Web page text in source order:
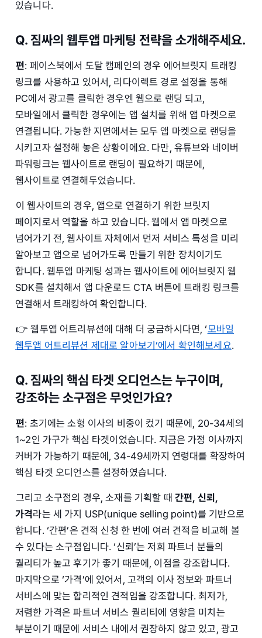
있습니다.
Q. 짐싸의 웹투앱 마케팅 전략을 소개해주세요.
편: 페이스북에서 도달 캠페인의 경우 에어브릿지 트래킹
링크를 사용하고 있어서, 리다이렉트 경로 설정을 통해
PC에서 광고를 클릭한 경우엔 웹으로 랜딩 되고,
모바일에서 클릭한 경우에는 앱 설치를 위해 앱 마켓으로
연결됩니다. 가능한 지면에서는 모두 앱 마켓으로 랜딩을
시키고자 설정해 놓은 상황이에요. 다만, 유튜브와 네이버
파워링크는 웹사이트로 랜딩이 필요하기 때문에,
웹사이트로 연결해두었습니다.
이 웹사이트의 경우, 앱으로 연결하기 위한 브릿지
페이지로서 역할을 하고 있습니다. 웹에서 앱 마켓으로
넘어가기 전, 웹사이트 자체에서 먼저 서비스 특성을 미리
알아보고 앱으로 넘어가도록 만들기 위한 장치이기도
합니다. 웹투앱 마케팅 성과는 웹사이트에 에어브릿지 웹
SDK를 설치해서 앱 다운로드 CTA 버튼에 트래킹 링크를
연결해서 트래킹하여 확인합니다.
👉 웹투앱 어트리뷰션에 대해 더 궁금하시다면, ‘모바일
웹투앱 어트리뷰션 제대로 알아보기’에서 확인해보세요.
Q. 짐싸의 핵심 타겟 오디언스는 누구이며,
강조하는 소구점은 무엇인가요?
편: 초기에는 소형 이사의 비중이 컸기 때문에, 20-34세의
1~2인 가구가 핵심 타겟이었습니다. 지금은 가정 이사까지
커버가 가능하기 때문에, 34-49세까지 연령대를 확장하여
핵심 타겟 오디언스를 설정하였습니다.
그리고 소구점의 경우, 소재를 기획할 때 간편, 신뢰,
가격라는 세 가지 USP(unique selling point)를 기반으로
합니다. ‘간편’은 견적 신청 한 번에 여러 견적을 비교해 볼
수 있다는 소구점입니다. ‘신뢰’는 저희 파트너 분들의
퀄리티가 높고 후기가 좋기 때문에, 이점을 강조합니다.
마지막으로 ‘가격’에 있어서, 고객의 이사 정보와 파트너
서비스에 맞는 합리적인 견적임을 강조합니다. 최저가,
저렴한 가격은 파트너 서비스 퀄리티에 영향을 미치는
부분이기 때문에 서비스 내에서 권장하지 않고 있고, 광고